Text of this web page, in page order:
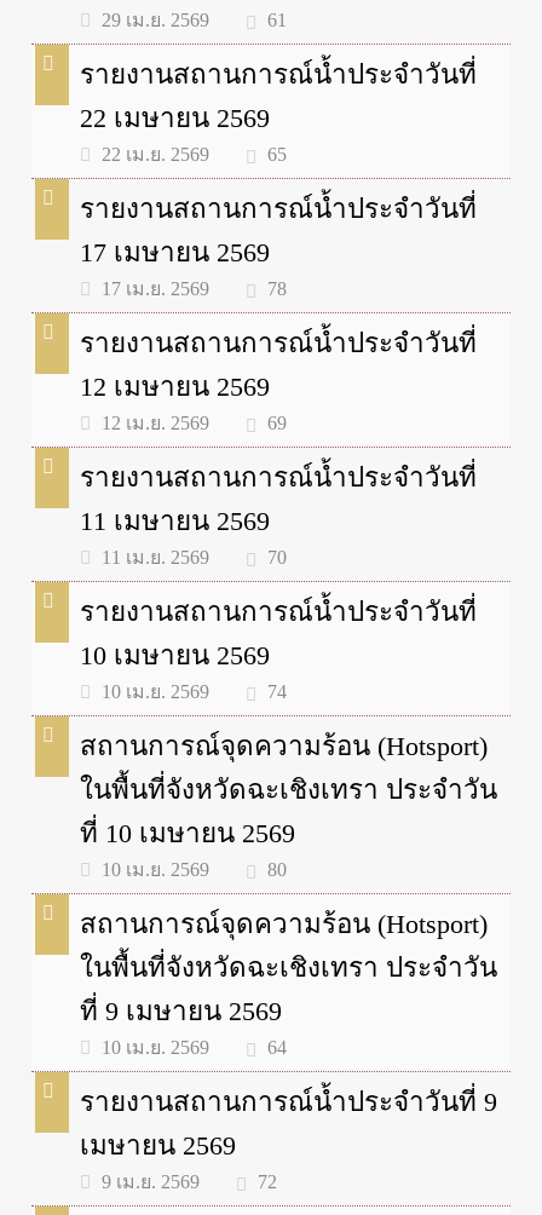
29 เม.ย. 2569 61
รายงานสถานการณ์น้ำประจำวันที่
22 เมษายน 2569
22 เม.ย. 2569 65
รายงานสถานการณ์น้ำประจำวันที่
17 เมษายน 2569
17 เม.ย. 2569 78
รายงานสถานการณ์น้ำประจำวันที่
12 เมษายน 2569
12 เม.ย. 2569 69
รายงานสถานการณ์น้ำประจำวันที่
11 เมษายน 2569
11 เม.ย. 2569 70
รายงานสถานการณ์น้ำประจำวันที่
10 เมษายน 2569
10 เม.ย. 2569 74
สถานการณ์จุดความร้อน (Hotsport)
ในพื้นที่จังหวัดฉะเชิงเทรา ประจำวัน
ที่ 10 เมษายน 2569
10 เม.ย. 2569 80
สถานการณ์จุดความร้อน (Hotsport)
ในพื้นที่จังหวัดฉะเชิงเทรา ประจำวัน
ที่ 9 เมษายน 2569
10 เม.ย. 2569 64
รายงานสถานการณ์น้ำประจำวันที่ 9
เมษายน 2569
9 เม.ย. 2569 72